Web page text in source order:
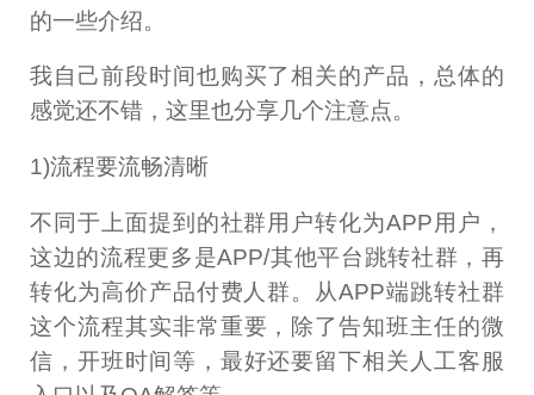
的一些介绍。
我自己前段时间也购买了相关的产品，总体的
感觉还不错，这里也分享几个注意点。
1)流程要流畅清晰
不同于上面提到的社群用户转化为APP用户，
这边的流程更多是APP/其他平台跳转社群，再
转化为高价产品付费人群。从APP端跳转社群
这个流程其实非常重要，除了告知班主任的微
信，开班时间等，最好还要留下相关人工客服